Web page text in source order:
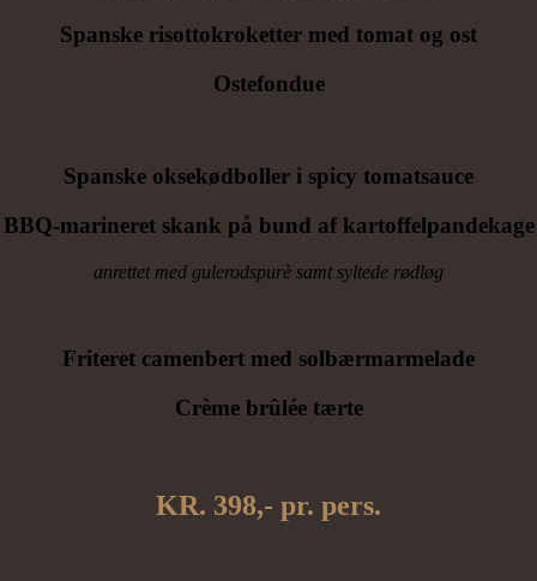
Spanske risottokroketter med tomat og ost
Ostefondue
Spanske oksekødboller i spicy tomatsauce
BBQ-marineret skank på bund af kartoffelpandekage
anrettet med gulerodspurè samt syltede rødløg
Friteret camenbert med solbærmarmelade
Crème brûlée tærte
KR. 398,- pr. pers.